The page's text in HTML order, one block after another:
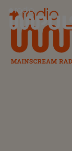
Radio Impuls